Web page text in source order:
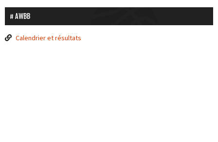
AWBB
Calendrier et résultats